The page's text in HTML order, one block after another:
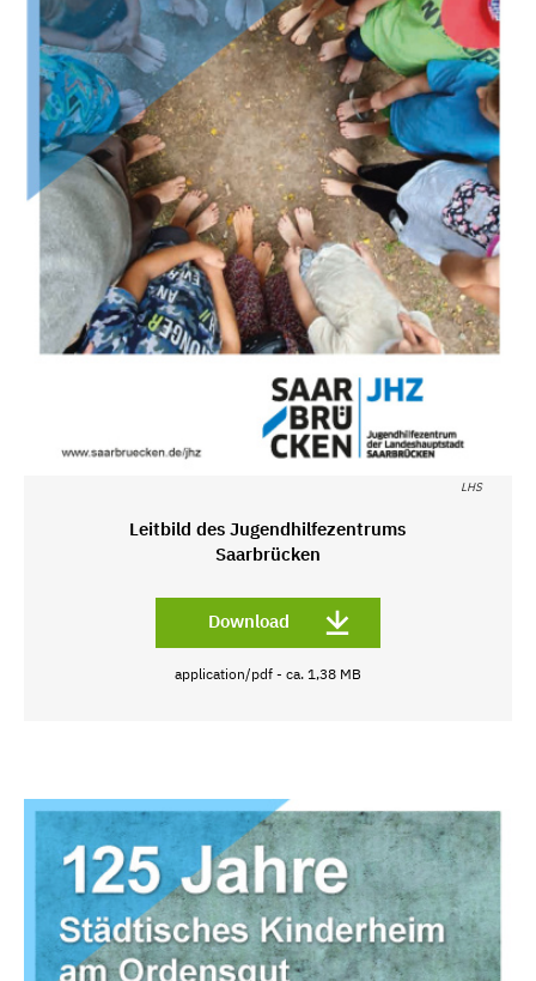
LHS
Leitbild des Jugendhilfezentrums
Saarbrücken
Download
application/pdf - ca. 1,38 MB